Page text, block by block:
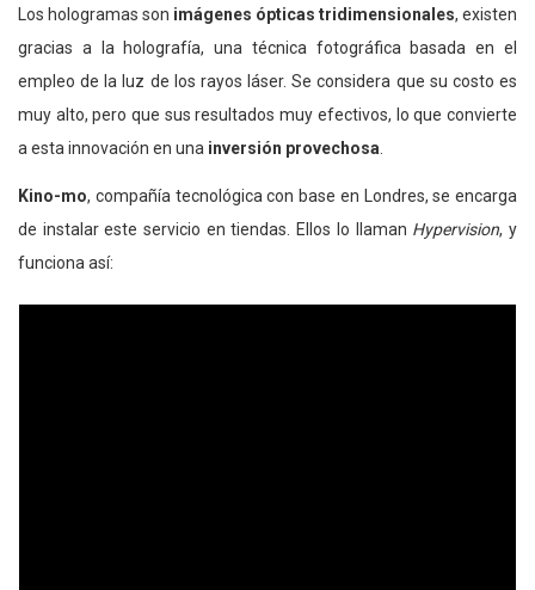
Los hologramas son imágenes ópticas tridimensionales, existen
gracias a la holografía, una técnica fotográfica basada en el
empleo de la luz de los rayos láser. Se considera que su costo es
muy alto, pero que sus resultados muy efectivos, lo que convierte
a esta innovación en una inversión provechosa
Kino-mo, compañía tecnológica con base en Londres, se encarga
de instalar este servicio en tiendas. Ellos lo llaman Hypervision, y
funciona así: